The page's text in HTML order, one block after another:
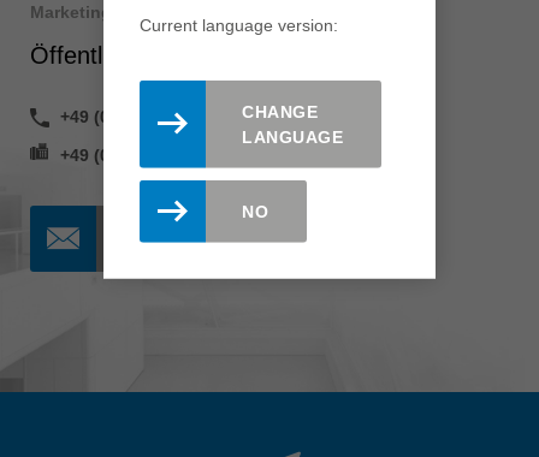
Marketing
Öffentlichkeitsarbeit
+49 (0) 7364 950 204
+49 (0) 7364 950 662
联系我们
Current language version:
CHANGE
LANGUAGE
NO